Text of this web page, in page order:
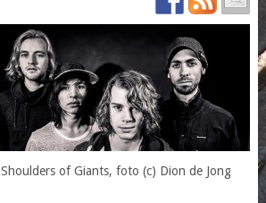
Shoulders of Giants, foto (c) Dion de Jong